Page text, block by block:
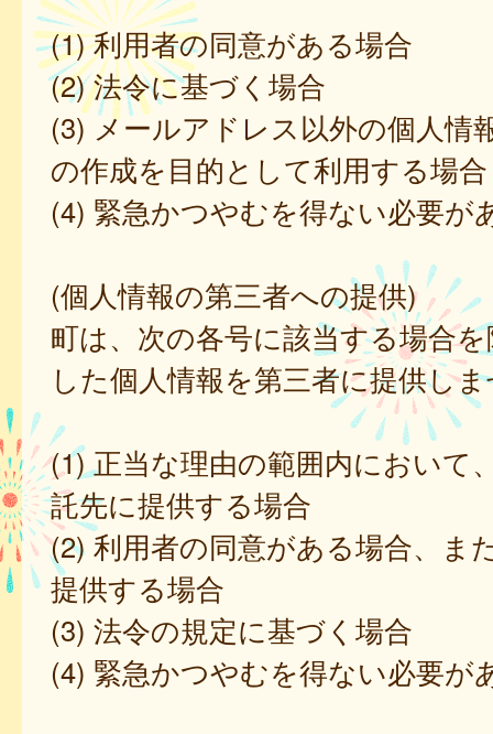
(1) 利用者の同意がある場合
(2) 法令に基づく場合
(3) メールアドレス以外の個人情
の作成を目的として利用する場合
(4) 緊急かつやむを得ない必要が
(個人情報の第三者への提供)
町は、次の各号に該当する場合
した個人情報を第三者に提供し
(1) 正当な理由の範囲内において
託先に提供する場合
(2) 利用者の同意がある場合、ま
提供する場合
(3) 法令の規定に基づく場合
(4) 緊急かつやむを得ない必要が